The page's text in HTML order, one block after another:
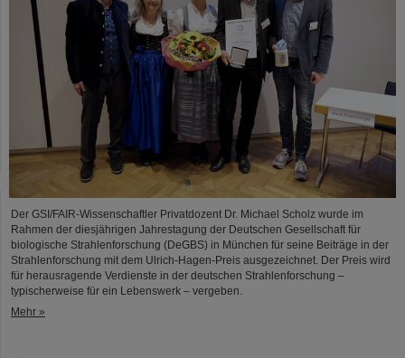
Der GSI/FAIR-Wissenschaftler Privatdozent Dr. Michael Scholz wurde im
Rahmen der diesjährigen Jahrestagung der Deutschen Gesellschaft für
biologische Strahlenforschung (DeGBS) in München für seine Beiträge in der
Strahlenforschung mit dem Ulrich-Hagen-Preis ausgezeichnet. Der Preis wird
für herausragende Verdienste in der deutschen Strahlenforschung –
typischerweise für ein Lebenswerk – vergeben.
Mehr »